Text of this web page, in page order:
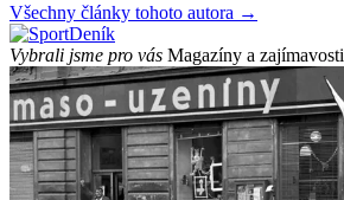
Všechny články tohoto autora →
Vybrali jsme pro vás Magazíny a zajímavosti